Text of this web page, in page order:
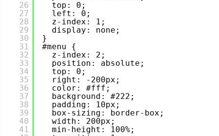
26
27
28
29
30
31
32
33
34
35
36
37
38
39
40
41
top: 0;
left: 0;
z-index: 1;
display: none;
}
#menu {
z-index: 2;
position: absolute;
top: 0;
right: -200px;
color: #fff;
background: #222;
padding: 10px;
box-sizing: border-box;
width: 200px;
min-height: 100%;